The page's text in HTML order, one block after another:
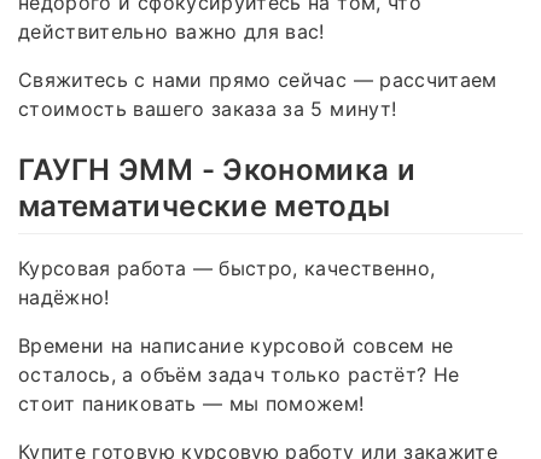
действительно важно для вас!
Свяжитесь с нами прямо сейчас — рассчитаем
стоимость вашего заказа за 5 минут!
ГАУГН ЭММ - Экономика и
математические методы
Курсовая работа — быстро, качественно,
надёжно!
Времени на написание курсовой совсем не
осталось, а объём задач только растёт? Не
стоит паниковать — мы поможем!
Купите готовую курсовую работу или закажите